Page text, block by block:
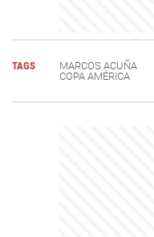
TAGS MARCOS ACUÑA
COPA AMÉRICA